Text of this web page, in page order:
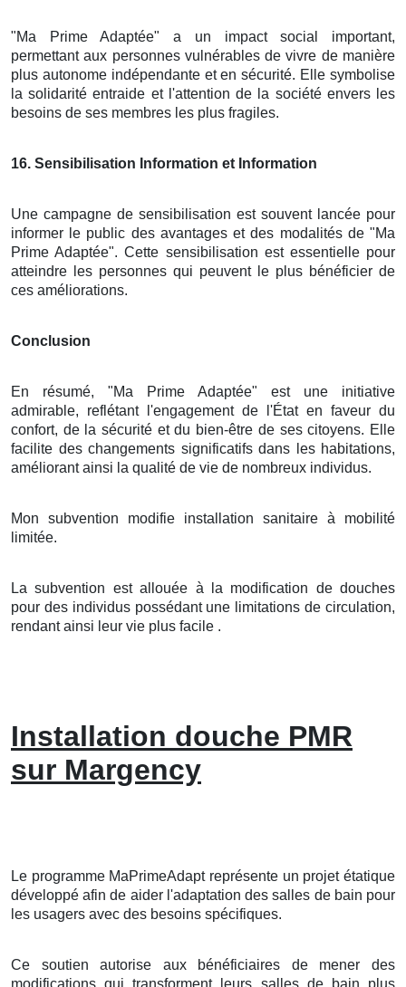
"Ma Prime Adaptée" a un impact social important,
permettant aux personnes vulnérables de vivre de manière
plus autonome indépendante et en sécurité. Elle symbolise
la solidarité entraide et l'attention de la société envers les
besoins de ses membres les plus fragiles.
16. Sensibilisation Information et Information
Une campagne de sensibilisation est souvent lancée pour
informer le public des avantages et des modalités de "Ma
Prime Adaptée". Cette sensibilisation est essentielle pour
atteindre les personnes qui peuvent le plus bénéficier de
ces améliorations.
Conclusion
En résumé, "Ma Prime Adaptée" est une initiative
admirable, reflétant l'engagement de l'État en faveur du
confort, de la sécurité et du bien-être de ses citoyens. Elle
facilite des changements significatifs dans les habitations,
améliorant ainsi la qualité de vie de nombreux individus.
Mon subvention modifie installation sanitaire à mobilité
limitée.
La subvention est allouée à la modification de douches
pour des individus possédant une limitations de circulation,
rendant ainsi leur vie plus facile .
Installation douche PMR
sur Margency
Le programme MaPrimeAdapt représente un projet étatique
développé afin de aider l'adaptation des salles de bain pour
les usagers avec des besoins spécifiques.
Ce soutien autorise aux bénéficiaires de mener des
modifications qui transforment leurs salles de bain plus